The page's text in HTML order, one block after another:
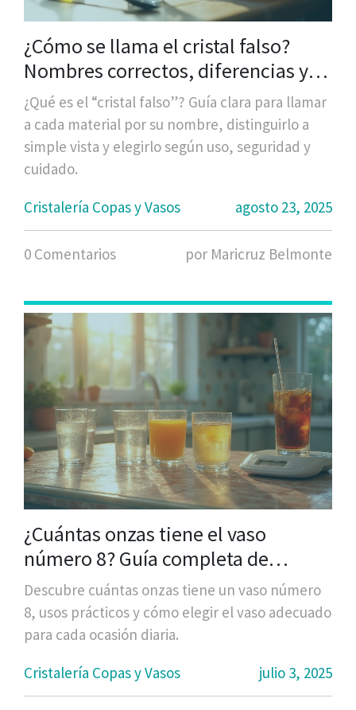
¿Cómo se llama el cristal falso?
Nombres correctos, diferencias y
cómo identificarlo
¿Qué es el “cristal falso”? Guía clara para llamar
a cada material por su nombre, distinguirlo a
simple vista y elegirlo según uso, seguridad y
cuidado.
Cristalería Copas y Vasos
agosto 23, 2025
0 Comentarios por Maricruz Belmonte
¿Cuántas onzas tiene el vaso
número 8? Guía completa de
medidas y usos
Descubre cuántas onzas tiene un vaso número
8, usos prácticos y cómo elegir el vaso adecuado
para cada ocasión diaria.
Cristalería Copas y Vasos
julio 3, 2025